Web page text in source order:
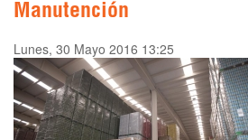
Manutención
Lunes, 30 Mayo 2016 13:25